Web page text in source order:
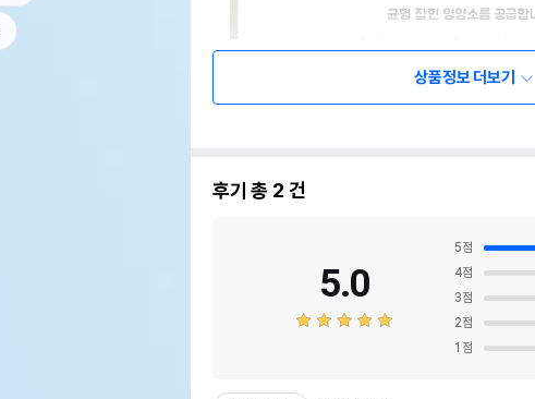
상품정보 더보기
후기 총 2 건
5.0
5점
4점
3점
2점
1 점